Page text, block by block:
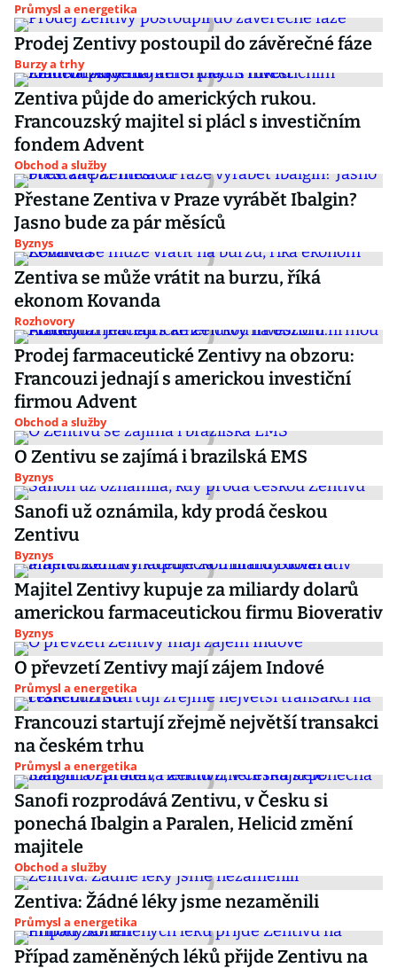
Průmysl a energetika
Prodej Zentivy postoupil do závěrečné fáze
Burzy a trhy
Zentiva půjde do amerických rukou.
Francouzský majitel si plácl s investičním
fondem Advent
Obchod a služby
Přestane Zentiva v Praze vyrábět Ibalgin?
Jasno bude za pár měsíců
Byznys
Zentiva se může vrátit na burzu, říká
ekonom Kovanda
Rozhovory
Prodej farmaceutické Zentivy na obzoru:
Francouzi jednají s americkou investiční
firmou Advent
Obchod a služby
O Zentivu se zajímá i brazilská EMS
Byznys
Sanofi už oznámila, kdy prodá českou
Zentivu
Byznys
Majitel Zentivy kupuje za miliardy dolarů
americkou farmaceutickou firmu Bioverativ
Byznys
O převzetí Zentivy mají zájem Indové
Průmysl a energetika
Francouzi startují zřejmě největší transakci
na českém trhu
Průmysl a energetika
Sanofi rozprodává Zentivu, v Česku si
ponechá Ibalgin a Paralen, Helicid změní
majitele
Obchod a služby
Zentiva: Žádné léky jsme nezaměnili
Průmysl a energetika
Případ zaměněných léků přijde Zentivu na